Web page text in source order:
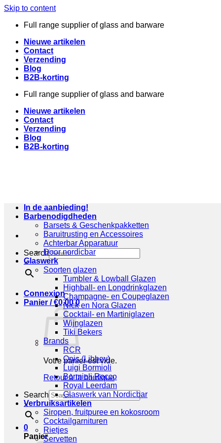
Skip to content
Full range supplier of glass and barware
Nieuwe artikelen
Contact
Verzending
Blog
B2B-korting
Full range supplier of glass and barware
Nieuwe artikelen
Contact
Verzending
Blog
B2B-korting
Search
×
Connexion
Panier /€0,00 0
Votre panier est vide.
Retour à la boutique
Search
×
0
Panier
In de aanbieding!
Barbenodigdheden
Barsets & Geschenkpakketten
Baruitrusting en Accessoires
Achterbar Apparatuur
Door nordicbar
Glaswerk
Soorten glazen
Tumbler & Lowball Glazen
Highball- en Longdrinkglazen
Champagne- en Coupeglazen
Nick en Nora Glazen
Cocktail- en Martiniglazen
Wijnglazen
Tiki Bekers
Brands
RCR
Onis (Libbey)
Luigi Bormioli
Bormioli Rocco
Royal Leerdam
Glaswerk van Nordicbar
Verbruiksartikelen
Siropen, fruitpuree en kokosroom
Cocktailgarnituren
Rietjes
Servetten